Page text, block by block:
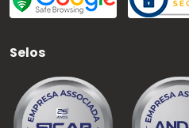
Selos